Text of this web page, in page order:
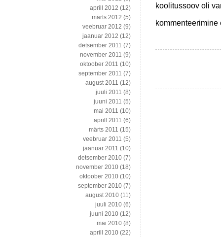
koolitussoov oli
Riiklik
aprill 2012 (12)
märts 2012 (5)
veebruar 2012 (9)
jaanuar 2012 (12)
detsember 2011 (7)
november 2011 (9)
oktoober 2011 (10)
september 2011 (7)
august 2011 (12)
juuli 2011 (8)
juuni 2011 (5)
mai 2011 (10)
aprill 2011 (6)
märts 2011 (15)
veebruar 2011 (5)
jaanuar 2011 (10)
detsember 2010 (7)
november 2010 (18)
oktoober 2010 (10)
september 2010 (7)
august 2010 (11)
juuli 2010 (6)
juuni 2010 (12)
mai 2010 (8)
aprill 2010 (22)